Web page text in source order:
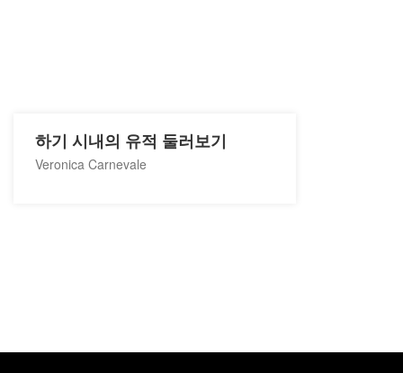
하기 시내의 유적 둘러보기
Veronica Carnevale